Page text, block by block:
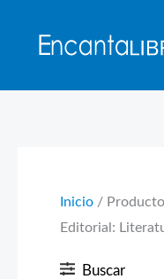
Inicio /
Editorial:
Buscar